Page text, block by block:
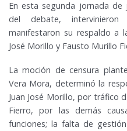
En esta segunda jornada
del debate, intervinieron
manifestaron su respaldo a
José Morillo y Fausto Murillo
La moción de censura
Vera Mora, determinó la
Juan José Morillo, por tráfico
Fierro, por las demás
funciones; la falta de